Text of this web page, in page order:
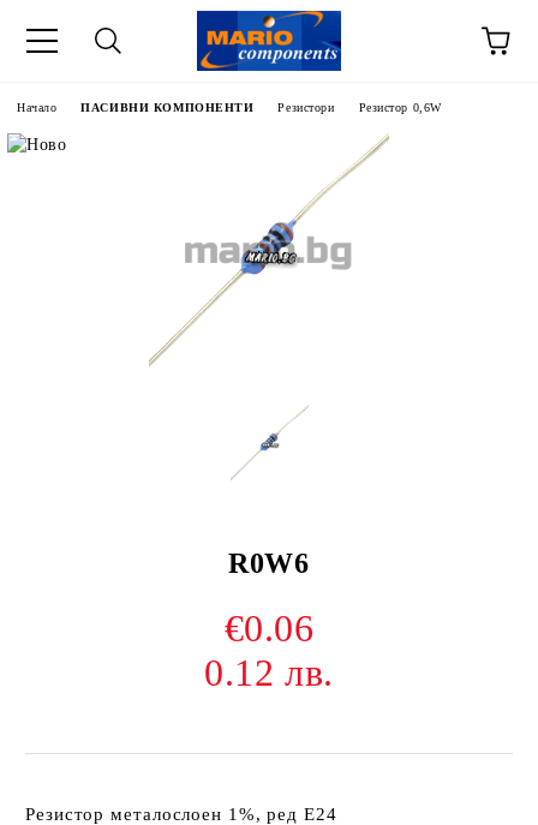
Начало ПАСИВНИ КОМПОНЕНТИ Резистори Резистор 0,6W
R0W6
€0.06
0.12 лв.
Резистор металослоен 1%, ред Е24